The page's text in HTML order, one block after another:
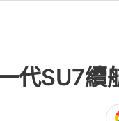
代SU7